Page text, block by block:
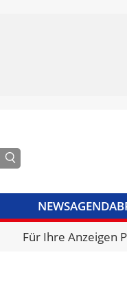
NEWSAGENDA
VIDEOSBIBLIOTHEK
Für Ihre Anzeigen